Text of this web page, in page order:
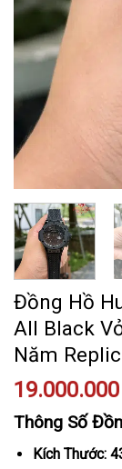
Đồng Hồ
All Black
Năm
19.000.000
Thông Số
Kích Thước: